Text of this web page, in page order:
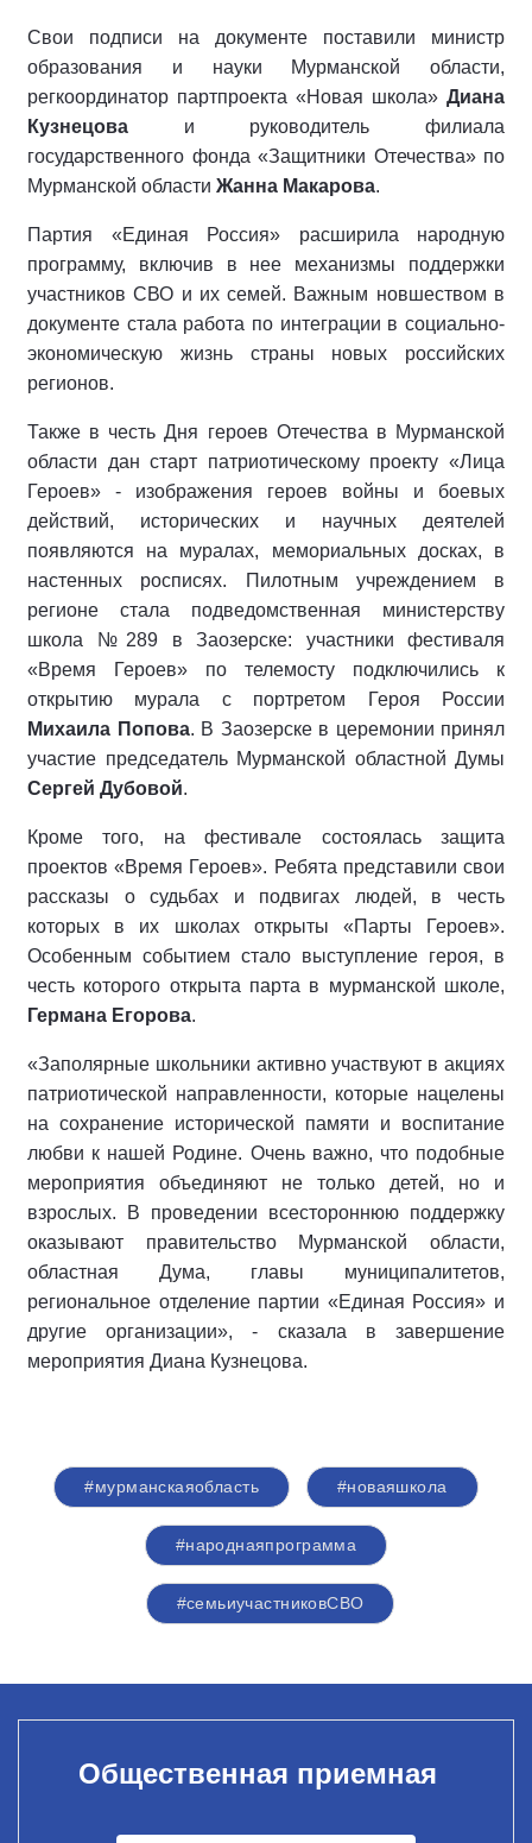
Свои подписи на документе поставили министр
образования и науки Мурманской области,
регкоординатор партпроекта «Новая школа» Диана
Кузнецова и руководитель филиала
государственного фонда «Защитники Отечества» по
Мурманской области Жанна Макарова.
Партия «Единая Россия» расширила народную
программу, включив в нее механизмы поддержки
участников СВО и их семей. Важным новшеством в
документе стала работа по интеграции в социально-
экономическую жизнь страны новых российских
регионов.
Также в честь Дня героев Отечества в Мурманской
области дан старт патриотическому проекту «Лица
Героев» - изображения героев войны и боевых
действий, исторических и научных деятелей
появляются на муралах, мемориальных досках, в
настенных росписях. Пилотным учреждением в
регионе стала подведомственная министерству
школа №289 в Заозерске: участники фестиваля
«Время Героев» по телемосту подключились к
открытию мурала с портретом Героя России
Михаила Попова. В Заозерске в церемонии принял
участие председатель Мурманской областной Думы
Сергей Дубовой.
Кроме того, на фестивале состоялась защита
проектов «Время Героев». Ребята представили свои
рассказы о судьбах и подвигах людей, в честь
которых в их школах открыты «Парты Героев».
Особенным событием стало выступление героя, в
честь которого открыта парта в мурманской школе,
Германа Егорова.
«Заполярные школьники активно участвуют в акциях
патриотической направленности, которые нацелены
на сохранение исторической памяти и воспитание
любви к нашей Родине. Очень важно, что подобные
мероприятия объединяют не только детей, но и
взрослых. В проведении всестороннюю поддержку
оказывают правительство Мурманской области,
областная Дума, главы муниципалитетов,
региональное отделение партии «Единая Россия» и
другие организации», - сказала в завершение
мероприятия Диана Кузнецова.
#мурманскаяобласть #новаяшкола
#народнаяпрограмма
#семьиучастниковСВО
Общественная приемная